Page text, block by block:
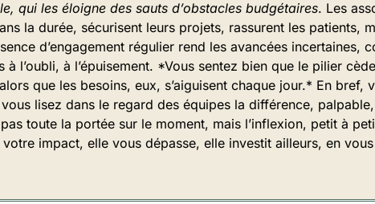
qui les éloigne des sauts d’obstacles budgétaires. Les
la durée, sécurisent leurs projets, rassurent les patients,
d’engagement régulier rend les avancées incertaines,
l’oubli, à l’épuisement. *Vous sentez bien que le pilier cède
que les besoins, eux, s’aiguisent chaque jour.* En bref,
lisez dans le regard des équipes la différence,
toute la portée sur le moment, mais l’inflexion, petit à
impact, elle vous dépasse, elle investit ailleurs, en